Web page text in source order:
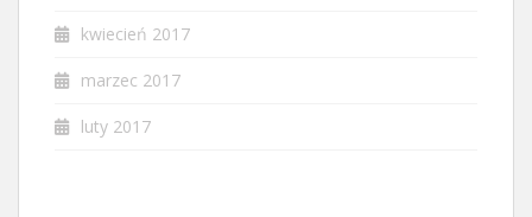
kwiecień 2017
marzec 2017
luty 2017